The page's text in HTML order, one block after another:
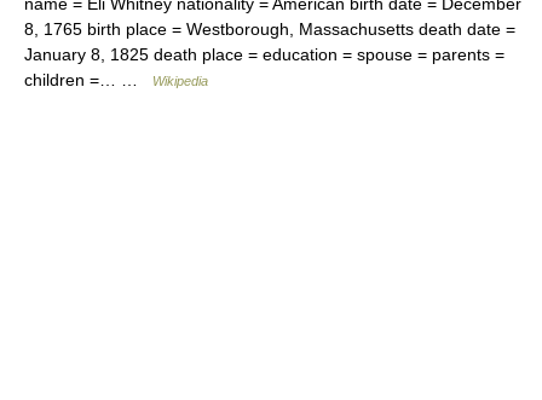
8, 1765 birth place = Westborough, Massachusetts death date =
January 8, 1825 death place = education = spouse = parents =
children =… …
Wikipedia